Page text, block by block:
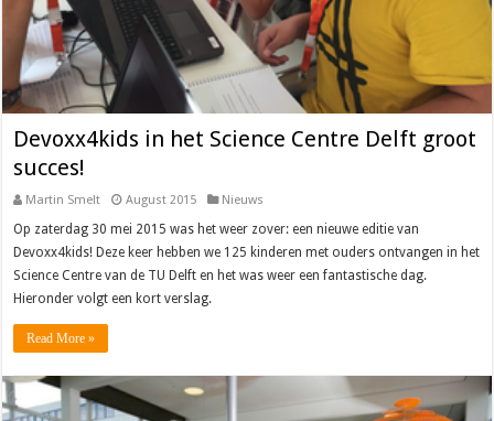
Devoxx4kids in het Science Centre Delft groot
succes!
Martin Smelt August 2015 Nieuws
Op zaterdag 30 mei 2015 was het weer zover: een nieuwe editie van
Devoxx4kids! Deze keer hebben we 125 kinderen met ouders ontvangen in het
Science Centre van de TU Delft en het was weer een fantastische dag.
Hieronder volgt een kort verslag.
Read More »